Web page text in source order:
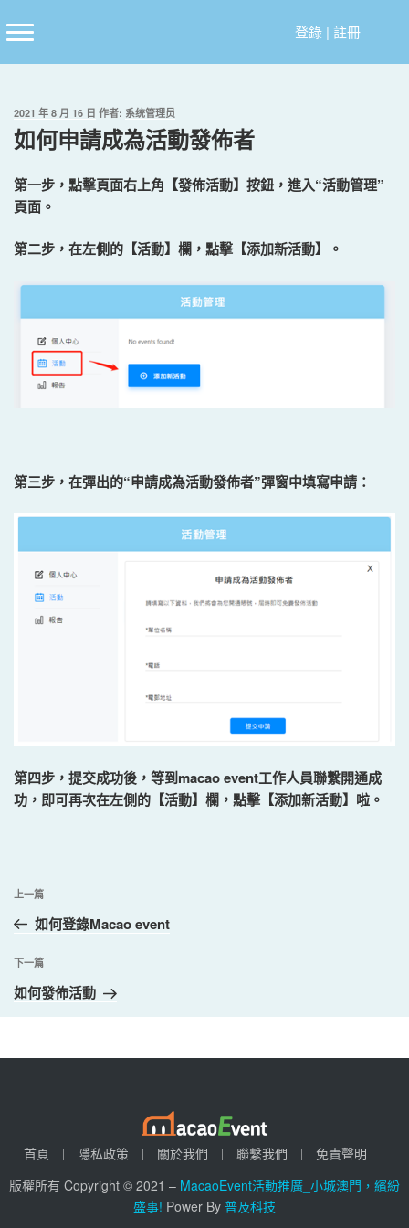
至
登錄| 註冊
發
佈
於
2021 年 8 月 16 日 作者: 系统管理员
如何申請成為活動發佈者
第一步，點擊頁面右上角【發佈活動】按鈕，進入“活動管理”
頁面。
第二步，在左側的【活動】欄，點擊【添加新活動】。
第三步，在彈出的“申請成為活動發佈者”彈窗中填寫申請：
第四步，提交成功後，等到macao event工作人員聯繫開通成
功，即可再次在左側的【活動】欄，點擊【添加新活動】啦。
導
覽
上
一
文
章
上一篇
如何登錄Macao event
下
一
下一篇
如何發佈活動
首頁 隱私政策 關於我們 聯繫我們
免責聲明
版權所有 Copyright © 2021 – MacaoEvent活動推廣_小城澳門，繽紛
盛事! Power By 普及科技